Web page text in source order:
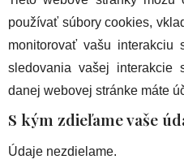
používať súbory cookies,
monitorovať vašu interakciu
sledovania vašej interakcie
danej webovej stránke máte
S kým zdieľame vaše
Údaje nezdielame.